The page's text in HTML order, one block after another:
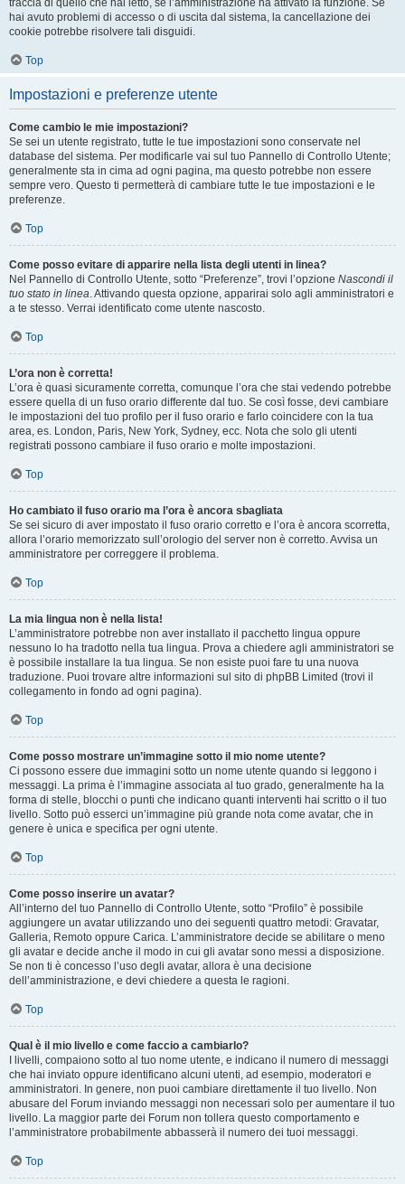
traccia di quello che hai letto, se l’amministrazione ha attivato la funzione. Se
hai avuto problemi di accesso o di uscita dal sistema, la cancellazione dei
cookie potrebbe risolvere tali disguidi.
Top
Impostazioni e preferenze utente
Come cambio le mie impostazioni?
Se sei un utente registrato, tutte le tue impostazioni sono conservate nel
database del sistema. Per modificarle vai sul tuo Pannello di Controllo Utente;
generalmente sta in cima ad ogni pagina, ma questo potrebbe non essere
sempre vero. Questo ti permetterà di cambiare tutte le tue impostazioni e le
preferenze.
Top
Come posso evitare di apparire nella lista degli utenti in linea?
Nel Pannello di Controllo Utente, sotto “Preferenze”, trovi l’opzione Nascondi il
tuo stato in linea. Attivando questa opzione, apparirai solo agli amministratori e
a te stesso. Verrai identificato come utente nascosto.
Top
L’ora non è corretta!
L’ora è quasi sicuramente corretta, comunque l’ora che stai vedendo potrebbe
essere quella di un fuso orario differente dal tuo. Se così fosse, devi cambiare
le impostazioni del tuo profilo per il fuso orario e farlo coincidere con la tua
area, es. London, Paris, New York, Sydney, ecc. Nota che solo gli utenti
registrati possono cambiare il fuso orario e molte impostazioni.
Top
Ho cambiato il fuso orario ma l’ora è ancora sbagliata
Se sei sicuro di aver impostato il fuso orario corretto e l’ora è ancora scorretta,
allora l’orario memorizzato sull’orologio del server non è corretto. Avvisa un
amministratore per correggere il problema.
Top
La mia lingua non è nella lista!
L’amministratore potrebbe non aver installato il pacchetto lingua oppure
nessuno lo ha tradotto nella tua lingua. Prova a chiedere agli amministratori se
è possibile installare la tua lingua. Se non esiste puoi fare tu una nuova
traduzione. Puoi trovare altre informazioni sul sito di phpBB Limited (trovi il
collegamento in fondo ad ogni pagina).
Top
Come posso mostrare un’immagine sotto il mio nome utente?
Ci possono essere due immagini sotto un nome utente quando si leggono i
messaggi. La prima è l’immagine associata al tuo grado, generalmente ha la
forma di stelle, blocchi o punti che indicano quanti interventi hai scritto o il tuo
livello. Sotto può esserci un’immagine più grande nota come avatar, che in
genere è unica e specifica per ogni utente.
Top
Come posso inserire un avatar?
All’interno del tuo Pannello di Controllo Utente, sotto “Profilo” è possibile
aggiungere un avatar utilizzando uno dei seguenti quattro metodi: Gravatar,
Galleria, Remoto oppure Carica. L’amministratore decide se abilitare o meno
gli avatar e decide anche il modo in cui gli avatar sono messi a disposizione.
Se non ti è concesso l’uso degli avatar, allora è una decisione
dell’amministrazione, e devi chiedere a questa le ragioni.
Top
Qual è il mio livello e come faccio a cambiarlo?
I livelli, compaiono sotto al tuo nome utente, e indicano il numero di messaggi
che hai inviato oppure identificano alcuni utenti, ad esempio, moderatori e
amministratori. In genere, non puoi cambiare direttamente il tuo livello. Non
abusare del Forum inviando messaggi non necessari solo per aumentare il tuo
livello. La maggior parte dei Forum non tollera questo comportamento e
l’amministratore probabilmente abbasserà il numero dei tuoi messaggi.
Top